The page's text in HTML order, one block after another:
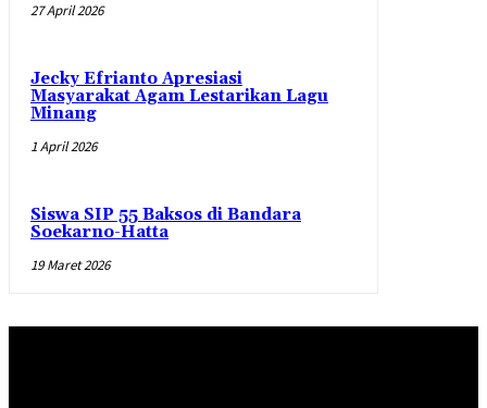
27 April 2026
Jecky Efrianto Apresiasi
Masyarakat Agam Lestarikan Lagu
Minang
1 April 2026
Siswa SIP 55 Baksos di Bandara
Soekarno-Hatta
19 Maret 2026